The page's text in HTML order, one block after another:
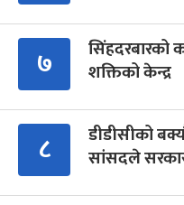
७
सिंहदरबारको
शक्तिको केन्द्र
८
डीडीसीको
सांसदले